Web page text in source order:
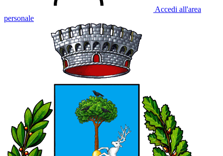
Accedi all'area
personale